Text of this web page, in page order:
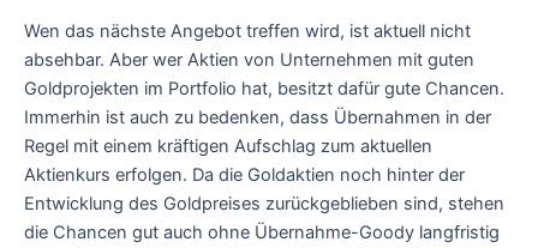
Wen das nächste Angebot treffen wird, ist aktuell nicht
absehbar. Aber wer Aktien von Unternehmen mit guten
Goldprojekten im Portfolio hat, besitzt dafür gute Chancen.
Immerhin ist auch zu bedenken, dass Übernahmen in der
Regel mit einem kräftigen Aufschlag zum aktuellen
Aktienkurs erfolgen. Da die Goldaktien noch hinter der
Entwicklung des Goldpreises zurückgeblieben sind, stehen
die Chancen gut auch ohne Übernahme-Goody langfristig